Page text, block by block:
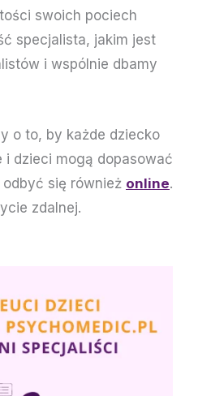
swoich pociech
specjalista, jakim jest
i wspólnie dbamy
o to, by każde dziecko
i dzieci mogą dopasować
się również online.
zdalnej.